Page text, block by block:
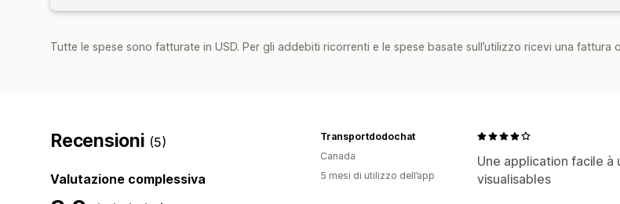
Tutte le spese sono fatturate in USD. Per gli addebiti ricorrenti e le spese basate sull’utilizzo ricevi una fattura
Recensioni (5)
Valutazione complessiva
Une application facile à
visualisables
Transportdodochat
Canada
5 mesi di utilizzo dell’app